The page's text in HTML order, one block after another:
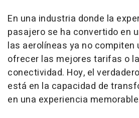
En una industria donde la
pasajero se ha convertido en
las aerolíneas ya no compiten
ofrecer las mejores tarifas o
conectividad. Hoy, el
está en la capacidad de
en una experiencia